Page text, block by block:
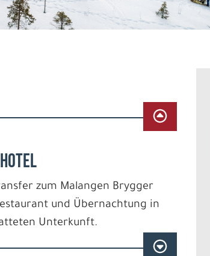
zum Malangen Brygger
und Übernachtung in
Unterkunft.